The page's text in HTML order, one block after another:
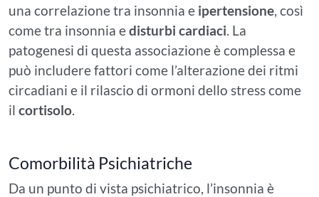
una correlazione tra insonnia e ipertensione, così
come tra insonnia edisturbi cardiaci. La
patogenesi di questa associazione è complessa e
può includere fattori come l’alterazione dei ritmi
circadiani e il rilascio di ormoni dello stress come
il cortisolo.
Comorbilità Psichiatriche
Da un punto di vista psichiatrico, l’insonnia è